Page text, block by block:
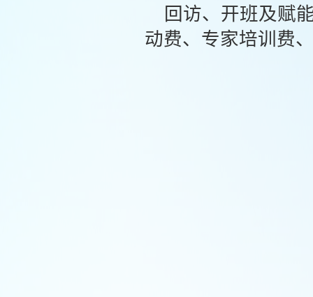
回访、开班及赋
动费、专家培训费